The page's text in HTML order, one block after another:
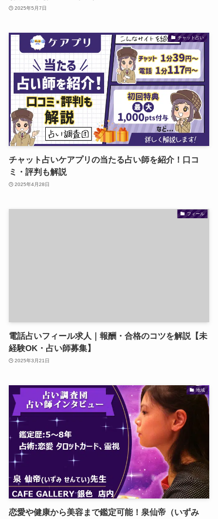
2025年5月7日
チャット占い
チャット占いケアプリの当たる占い師を紹介！口コ
ミ・評判も解説
2025年4月28日
フィール
電話占いフィール求人｜報酬・合格のコツを解説【未
経験OK・占い師募集】
2025年3月21日
地域
恋愛や健康から美容まで鑑定可能！泉仙帝（いずみ